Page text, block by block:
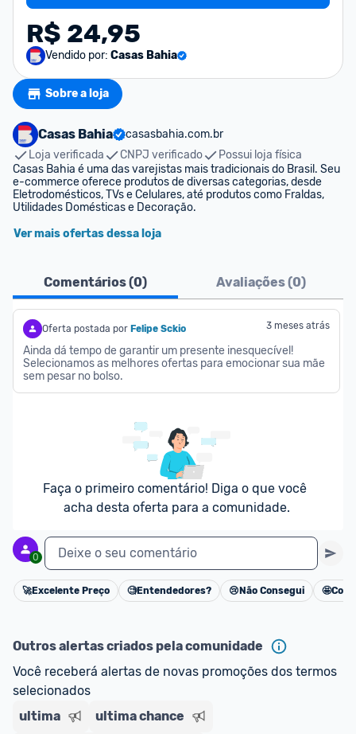
R$ 24,95
Vendido por: Casas Bahia
Sobre a loja
Casas Bahia
casasbahia.com.br
Loja verificada
CNPJ verificado
Possui loja física
Casas Bahia é uma das varejistas mais tradicionais do Brasil. Seu
e-commerce oferece produtos de diversas categorias, desde
Eletrodomésticos, TVs e Celulares, até produtos como Fraldas,
Utilidades Domésticas e Decoração.
Ver mais ofertas dessa loja
Comentários (0) Avaliações (0)
Oferta postada por Felipe Sckio 3 meses atrás
Ainda dá tempo de garantir um presente inesquecível!
Selecionamos as melhores ofertas para emocionar sua mãe
sem pesar no bolso.
Faça o primeiro comentário! Diga o que você
acha desta oferta para a comunidade.
0 Deixe o seu comentário
Cancelar
🚀Excelente Preço 🧐Entendedores? 😢 Não Consegui 🤩
Outros alertas criados pela comunidade
Você receberá alertas de novas promoções dos termos
selecionados
ultima
ultima chance